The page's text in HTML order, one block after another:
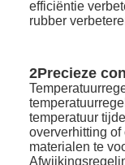
efficiëntie
rubber
2Precieze
temperatuur
oververhitting
materialen te